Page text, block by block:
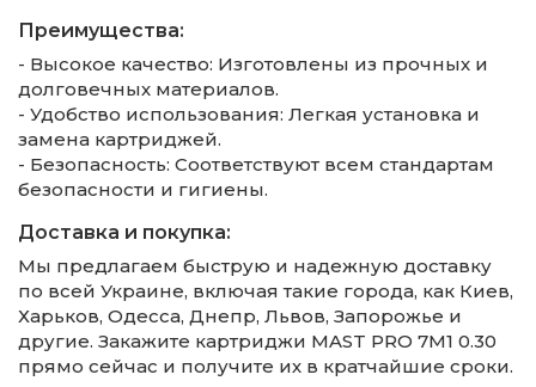
Преимущества:
- Высокое качество: Изготовлены из прочных и
долговечных материалов.
- Удобство использования: Легкая установка и
замена картриджей.
- Безопасность: Соответствуют всем стандартам
безопасности и гигиены.
Доставка и покупка:
Мы предлагаем быструю и надежную доставку
по всей Украине, включая такие города, как Киев,
Харьков, Одесса, Днепр, Львов, Запорожье и
другие. Закажите картриджи MAST PRO 7M1 0.30
прямо сейчас и получите их в кратчайшие сроки.